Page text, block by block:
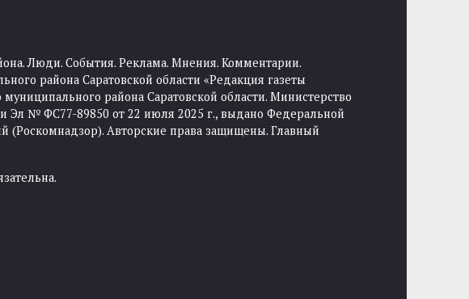
Люди. События. Реклама. Мнения. Комментарии.
района Саратовской области «Редакция газеты
района Саратовской области. Министерство
Эл № ФС77-89850 от 22 июля 2025 г., выдано Федеральной
(Роскомнадзор). Авторские права защищены. Главный